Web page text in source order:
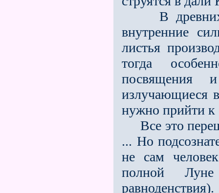
В древних
внутренние
листья
тогда
посвящения
излучающиеся
нужно прийти к
Все это
... Но
не сам
полной